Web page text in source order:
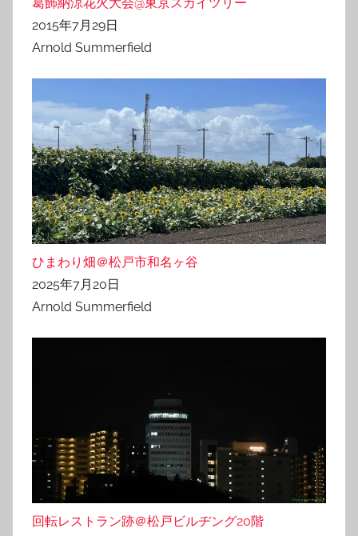
2015年7月29日
Arnold Summerfield
ひまわり畑＠松戸市和名ヶ谷
2025年7月20日
Arnold Summerfield
回転レストラン跡＠松戸ビルヂング20階